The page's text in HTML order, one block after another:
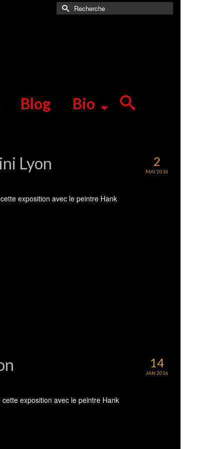
Rechercher :
Blog Bio
2
MAI 2016
Lyon
exposition avec le peintre Hank
14
JAN 2016
exposition avec le peintre Hank